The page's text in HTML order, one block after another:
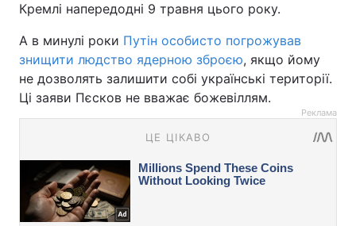
Кремлі напередодні 9 травня цього року.
А в минулі роки Путін особисто погрожував
знищити людство ядерною зброєю, якщо йому
не дозволять залишити собі українські території.
Ці заяви Пєсков не вважає божевіллям.
Реклама